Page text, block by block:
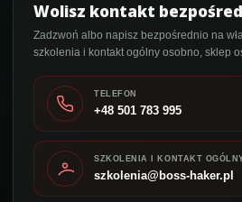
Wolisz kontakt
Zadzwoń albo napisz bezpośrednio na
szkolenia i kontakt ogólny osobno, sklep
TELEFON
+48 501 783 995
SZKOLENIA I KONTAKT
szkolenia@boss-haker.pl